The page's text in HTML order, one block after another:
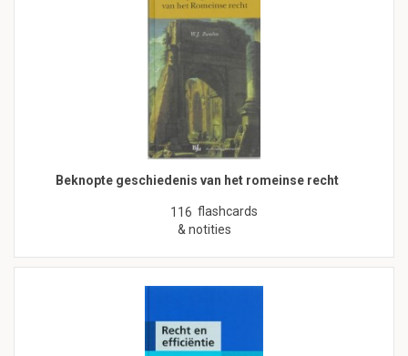
Beknopte geschiedenis van het romeinse recht
116 flashcards
& notities